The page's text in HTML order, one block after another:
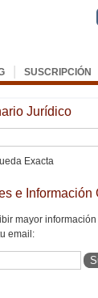
| SUSCRIPCIÓN
Jurídico
Exacta
e Información
mayor
email: